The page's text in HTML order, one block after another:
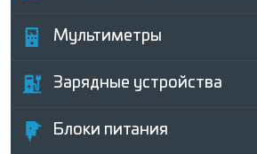
Мультиметры
Зарядные устройства
Блоки питания